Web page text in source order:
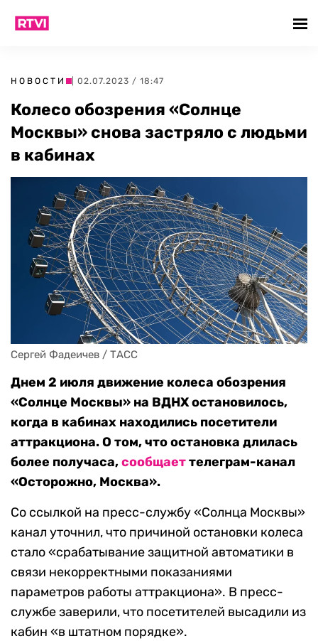
НОВОСТИ | 02.07.2023 / 18:47
Колесо обозрения «Солнце
Москвы» снова застряло с людьми
в кабинах
Сергей Фадеичев / ТАСС
Днем 2 июля движение колеса обозрения
«Солнце Москвы» на ВДНХ остановилось,
когда в кабинах находились посетители
аттракциона. О том, что остановка длилась
более получаса,сообщаеттелеграм-канал
«Осторожно, Москва».
Со ссылкой на пресс-службу «Солнца Москвы»
канал уточнил, что причиной остановки колеса
стало «срабатывание защитной автоматики в
связи некорректными показаниями
параметров работы аттракциона». В пресс-
службе заверили, что посетителей высадили из
кабин «в штатном порядке».